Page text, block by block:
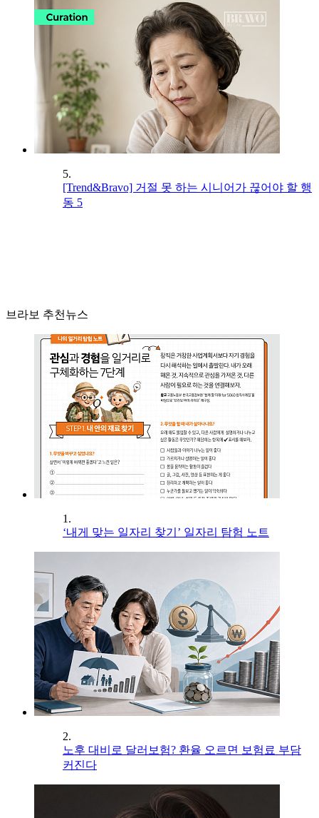
5.
[Trend&Bravo] 거절 못 하는 시니어가 끊어야 할 행
동 5
브라보 추천뉴스
1.
‘내게 맞는 일자리 찾기’ 일자리 탐험 노트
2.
노후 대비로 달러보험? 환율 오르면 보험료 부담
커진다